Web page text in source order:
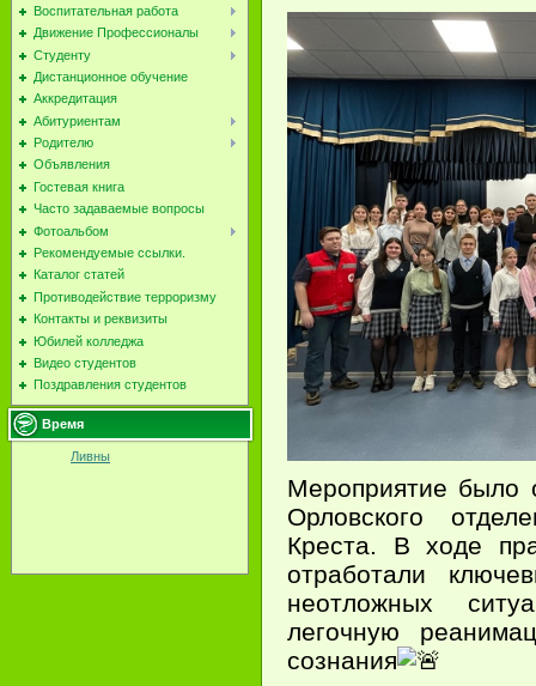
Воспитательная работа
Движение Профессионалы
Студенту
Дистанционное обучение
Аккредитация
Абитуриентам
Родителю
Объявления
Гостевая книга
Часто задаваемые вопросы
Фотоальбом
Рекомендуемые ссылки.
Каталог статей
Противодействие терроризму
Контакты и реквизиты
Юбилей колледжа
Видео студентов
Поздравления студентов
Время
Ливны
Мероприятие было
Орловского
Креста. В ходе
отработали
неотложных
легочную
сознания